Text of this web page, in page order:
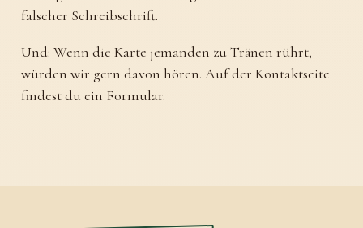
falscher Schreibschrift.
Und: Wenn die Karte jemanden zu Tränen rührt,
würden wir gern davon hören. Auf der Kontaktseite
findest du ein Formular.